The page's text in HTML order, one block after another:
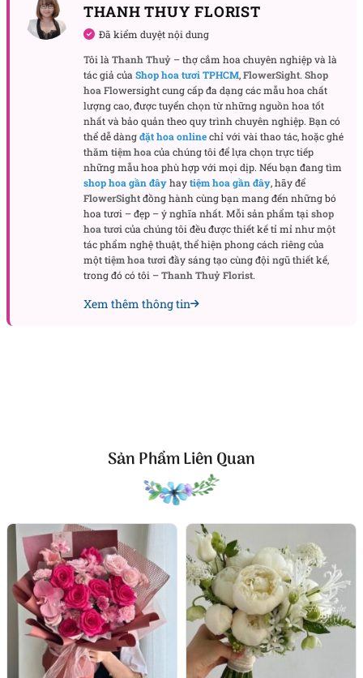
Bó hoa cưới mẫu đơn hồng thanh lịch
Tạo điểm nhấn độc đáo giữa đám đông – thu hút
hoa cưới đẹpđược nhiều người yêu
thích trong dịp lễ cưới quan trọng:
Bó hoa hồng
Bó hoa hướng dương
Bó hoa tulip
Thiết kế bó tròn trang nhã – dễ cầm tay, phù hợp
nhiều phong cách lễ cưới từ cổ điển đến hiện đại
Bó hoa cưới được bó tròn gọn gàng, điểm thêm dải
THANH THUY FLORIST
Đã kiểm duyệt nội dung
Tôi là Thanh Thuỷ – thợ cắm hoa chuyên nghiệp và là
tác giả của Shop hoa tươi TPHCM,FlowerSight. Shop
hoa Flowersight cung cấp đa dạng các mẫu hoa chất
lượng cao, được tuyển chọn từ những nguồn hoa tốt
nhất và bảo quản theo quy trình chuyên nghiệp. Bạn có
thể dễ dàngđặt hoa onlinechỉ với vài thao tác, hoặc ghé
thăm tiệm hoa của chúng tôi để lựa chọn trực tiếp
những mẫu hoa phù hợp với mọi dịp. Nếu bạn đang tìm
shop hoa gần đâyhaytiệm hoa gần đây, hãy để
FlowerSightđồng hành cùng bạn mang đến những bó
hoa tươi – đẹp – ý nghĩa nhất. Mỗi sản phẩm tại shop
hoa tươi của chúng tôi đều được thiết kế tỉ mỉ như một
tác phẩm nghệ thuật, thể hiện phong cách riêng của
mộttiệm hoa tươi đầy sáng tạo cùng đội ngũ thiết kế,
trong đó có tôi –Thanh Thuỷ Florist.
Xem thêm thông tin
Sản Phẩm Liên Quan